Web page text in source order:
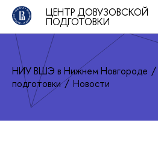
ЦЕНТР ДОВУЗОВСКОЙ
ПОДГОТОВКИ
НИУ ВШЭ в Нижнем Новгороде
подготовки
Новости